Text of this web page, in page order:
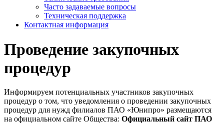
Часто задаваемые вопросы
Техническая поддержка
Контактная информация
Проведение закупочных
процедур
Информируем потенциальных участников закупочных
процедур о том, что уведомления о проведении закупочных
процедур для нужд филиалов ПАО «Юнипро» размещаются
на официальном сайте Общества: Официальный сайт ПАО